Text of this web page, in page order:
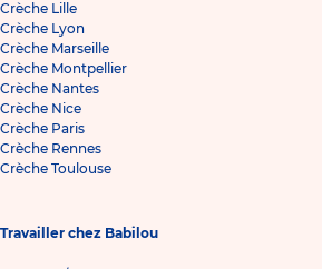
Crèche Lille
Crèche Lyon
Crèche Marseille
Crèche Montpellier
Crèche Nantes
Crèche Nice
Crèche Paris
Crèche Rennes
Crèche Toulouse
Travailler chez Babilou